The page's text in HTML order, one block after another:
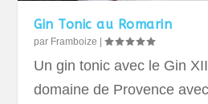
Gin Tonic au Romarin
par Framboize |
Un gin tonic avec le Gin
domaine de Provence